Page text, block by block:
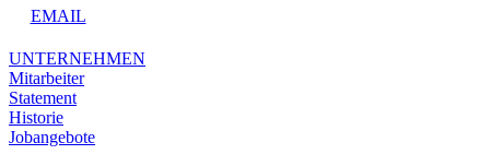
EMAIL
UNTERNEHMEN
Mitarbeiter
Statement
Historie
Jobangebote